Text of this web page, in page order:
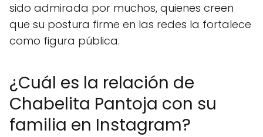
sido admirada por muchos, quienes creen
que su postura firme en las redes la fortalece
como figura pública.
¿Cuál es la relación de
Chabelita Pantoja con su
familia en Instagram?